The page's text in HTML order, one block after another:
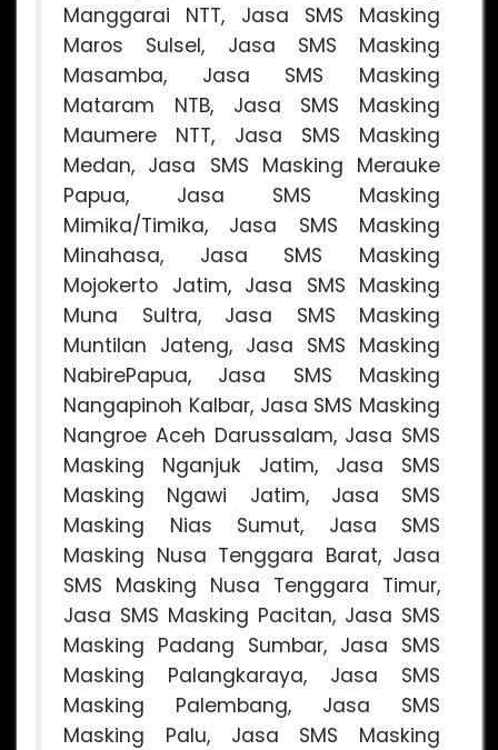
Manggarai NTT, Jasa SMS Masking
Maros Sulsel, Jasa SMS Masking
Masamba, Jasa SMS Masking
Mataram NTB, Jasa SMS Masking
Maumere NTT, Jasa SMS Masking
Medan, Jasa SMS Masking Merauke
Papua, Jasa SMS Masking
Mimika/Timika, Jasa SMS Masking
Minahasa, Jasa SMS Masking
Mojokerto Jatim, Jasa SMS Masking
Muna Sultra, Jasa SMS Masking
Muntilan Jateng, Jasa SMS Masking
NabirePapua, Jasa SMS Masking
Nangapinoh Kalbar, Jasa SMS Masking
Nangroe Aceh Darussalam, Jasa SMS
Masking Nganjuk Jatim, Jasa SMS
Masking Ngawi Jatim, Jasa SMS
Masking Nias Sumut, Jasa SMS
Masking Nusa Tenggara Barat, Jasa
SMS Masking Nusa Tenggara Timur,
Jasa SMS Masking Pacitan, Jasa SMS
Masking Padang Sumbar, Jasa SMS
Masking Palangkaraya, Jasa SMS
Masking Palembang, Jasa SMS
Masking Palu, Jasa SMS Masking